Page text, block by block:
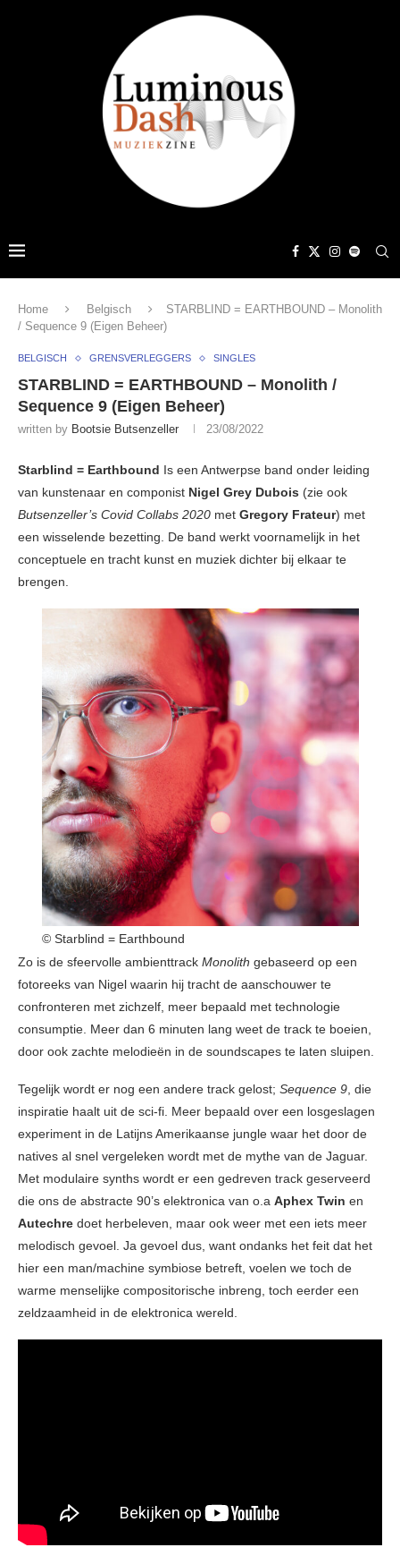
Home Belgisch
STARBLIND = EARTHBOUND – Monolith
/ Sequence 9 (Eigen Beheer)
BELGISCH GRENSVERLEGGERS SINGLES
STARBLIND = EARTHBOUND – Monolith /
Sequence 9 (Eigen Beheer)
written by Bootsie Butsenzeller 23/08/2022
Starblind = Earthbound Is een Antwerpse band onder leiding
van kunstenaar en componist Nigel Grey Dubois (zie ook
Butsenzeller’s Covid Collabs 2020 met Gregory Frateur) met
een wisselende bezetting. De band werkt voornamelijk in het
conceptuele en tracht kunst en muziek dichter bij elkaar te
brengen.
© Starblind = Earthbound
Zo is de sfeervolle ambienttrack Monolith gebaseerd op een
fotoreeks van Nigel waarin hij tracht de aanschouwer te
confronteren met zichzelf, meer bepaald met technologie
consumptie. Meer dan 6 minuten lang weet de track te boeien,
door ook zachte melodieën in de soundscapes te laten sluipen.
Tegelijk wordt er nog een andere track gelost; Sequence 9, die
inspiratie haalt uit de sci-fi. Meer bepaald over een losgeslagen
experiment in de Latijns Amerikaanse jungle waar het door de
natives al snel vergeleken wordt met de mythe van de Jaguar.
Met modulaire synths wordt er een gedreven track geserveerd
die ons de abstracte 90’s elektronica van o.a Aphex Twin en
Autechre doet herbeleven, maar ook weer met een iets meer
melodisch gevoel. Ja gevoel dus, want ondanks het feit dat het
hier een man/machine symbiose betreft, voelen we toch de
warme menselijke compositorische inbreng, toch eerder een
zeldzaamheid in de elektronica wereld.